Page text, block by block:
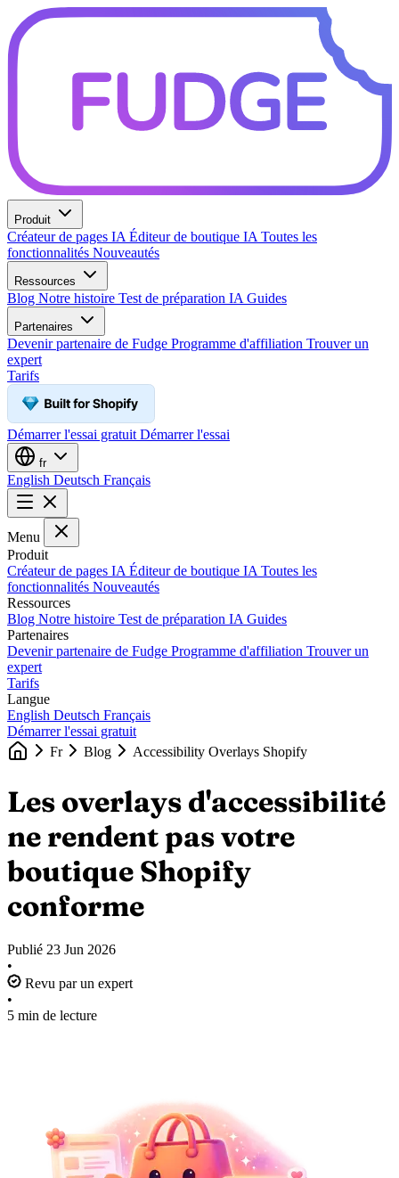
Produit
Créateur de pages IA Éditeur de boutique IA Toutes les
fonctionnalités Nouveautés
Ressources
Blog Notre histoire Test de préparation IA Guides
Partenaires
Devenir partenaire de Fudge Programme d'affiliation Trouver un
expert
Tarifs
Démarrer l'essai gratuit Démarrer l'essai
fr
English Deutsch Français
Menu
Produit
Créateur de pages IA Éditeur de boutique IA Toutes les
fonctionnalités Nouveautés
Ressources
Blog Notre histoire Test de préparation IA Guides
Partenaires
Devenir partenaire de Fudge Programme d'affiliation Trouver un
expert
Tarifs
Langue
English Deutsch Français
Démarrer l'essai gratuit
Fr
Blog Accessibility Overlays Shopify
Les overlays d'accessibilité
ne rendent pas votre
boutique Shopify
conforme
Publié 23 Jun 2026
•
Revu par un expert
•
5 min de lecture